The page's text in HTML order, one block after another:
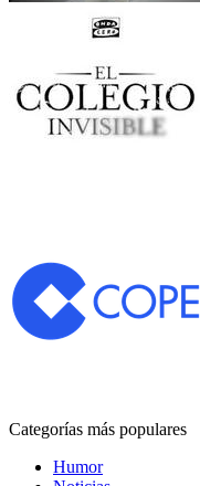
Categorías más populares
Humor